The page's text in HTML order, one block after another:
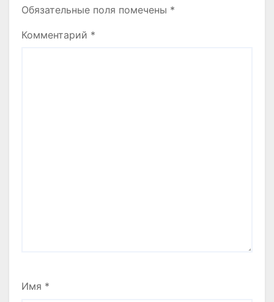
Обязательные поля помечены *
Комментарий *
Имя *